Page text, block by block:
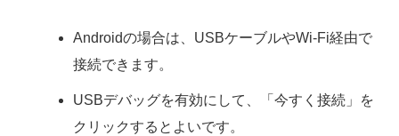
Androidの場合は、USBケーブルやWi-Fi経由で
接続できます。
USBデバッグを有効にして、「今すく接続」を
クリックするとよいです。